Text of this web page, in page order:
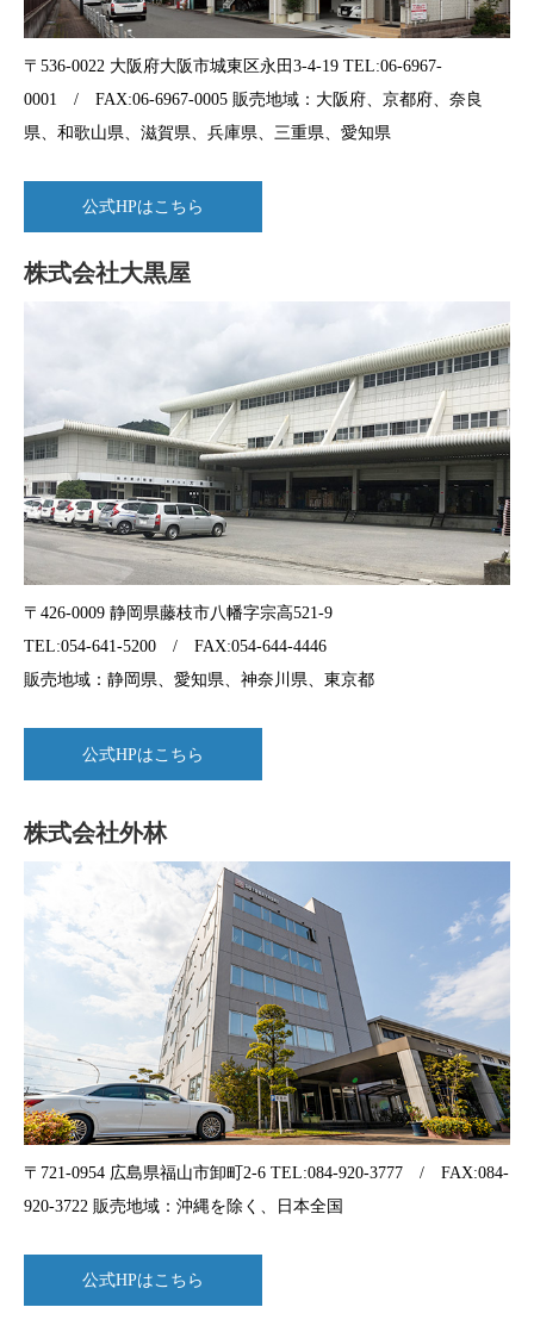
〒536-0022 大阪府大阪市城東区永田3-4-19 TEL:06-6967-
0001 / FAX:06-6967-0005 販売地域：大阪府、京都府、奈良
県、和歌山県、滋賀県、兵庫県、三重県、愛知県
公式HPはこちら
株式会社大黒屋
〒426-0009 静岡県藤枝市八幡字宗高521-9
TEL:054-641-5200 / FAX:054-644-4446
販売地域：静岡県、愛知県、神奈川県、東京都
公式HPはこちら
株式会社外林
〒721-0954 広島県福山市卸町2-6 TEL:084-920-3777 / FAX:084-
920-3722 販売地域：沖縄を除く、日本全国
公式HPはこちら